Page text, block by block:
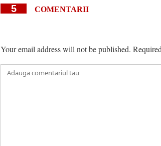
5 COMENTARII
Your email address will not be published.